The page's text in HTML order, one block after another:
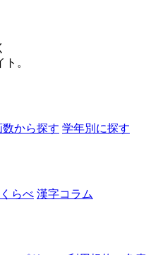
。
数から探す 学年別に探す
らべ 漢字コラム